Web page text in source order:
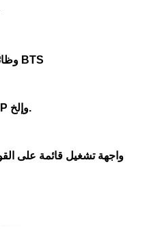
· وظائف تعاون متعددة مع مكيف الهواء BTS
(مع خيارات محددة) GPRS، TCP/IP وإلخ.